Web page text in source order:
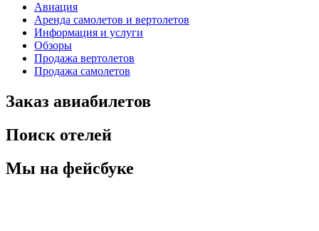
Авиация
Аренда самолетов и вертолетов
Информация и услуги
Обзоры
Продажа вертолетов
Продажа самолетов
Заказ авиабилетов
Поиск отелей
Мы на фейсбуке